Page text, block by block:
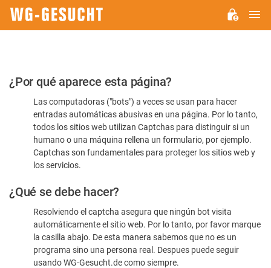
Por
favor,
confirme
humano
¿Por qué aparece esta página?
Las computadoras ("bots") a veces se usan para hacer
entradas automáticas abusivas en una página. Por lo tanto,
todos los sitios web utilizan Captchas para distinguir si un
humano o una máquina rellena un formulario, por ejemplo.
Captchas son fundamentales para proteger los sitios web y
los servicios.
¿Qué se debe hacer?
Resolviendo el captcha asegura que ningún bot visita
automáticamente el sitio web. Por lo tanto, por favor marque
la casilla abajo. De esta manera sabemos que no es un
programa sino una persona real. Despues puede seguir
usando WG-Gesucht.de como siempre.